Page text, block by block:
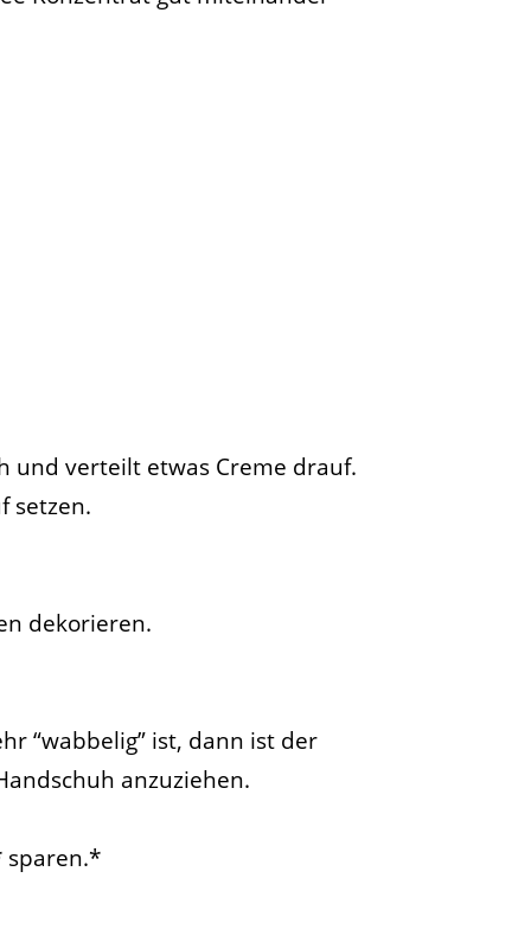
und verteilt etwas Creme drauf.
setzen.
dekorieren.
“wabbelig” ist, dann ist der
anzuziehen.
sparen.*